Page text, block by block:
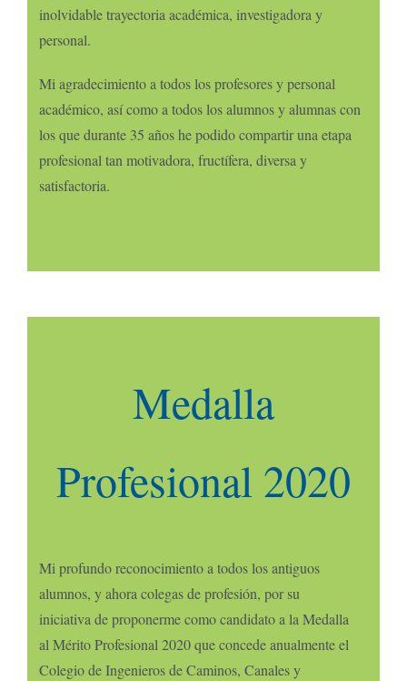
inolvidable trayectoria académica, investigadora y
personal.
Mi agradecimiento a todos los profesores y personal
académico, así como a todos los alumnos y alumnas con
los que durante 35 años he podido compartir una etapa
profesional tan motivadora, fructífera, diversa y
satisfactoria.
Medalla
Profesional 2020
Mi profundo reconocimiento a todos los antiguos
alumnos, y ahora colegas de profesión, por su
iniciativa de proponerme como candidato a la Medalla
al Mérito Profesional 2020 que concede anualmente el
Colegio de Ingenieros de Caminos, Canales y